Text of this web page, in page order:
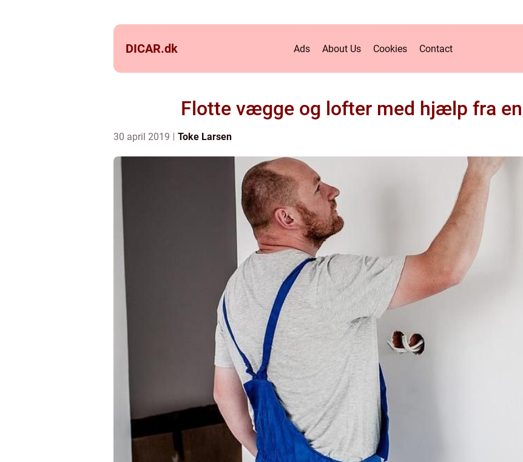
DICAR.dk Ads About Us Cookies Contact
Flotte vægge og lofter med hjælp fra
30 april 2019 Toke Larsen